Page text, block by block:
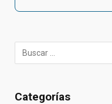
Categorías